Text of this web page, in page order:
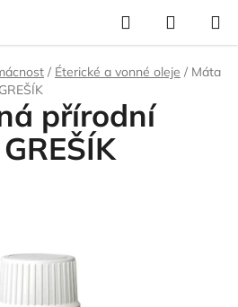
Hledat
KOŠÍK
/ Éterické a vonné oleje / Máta
přírodní